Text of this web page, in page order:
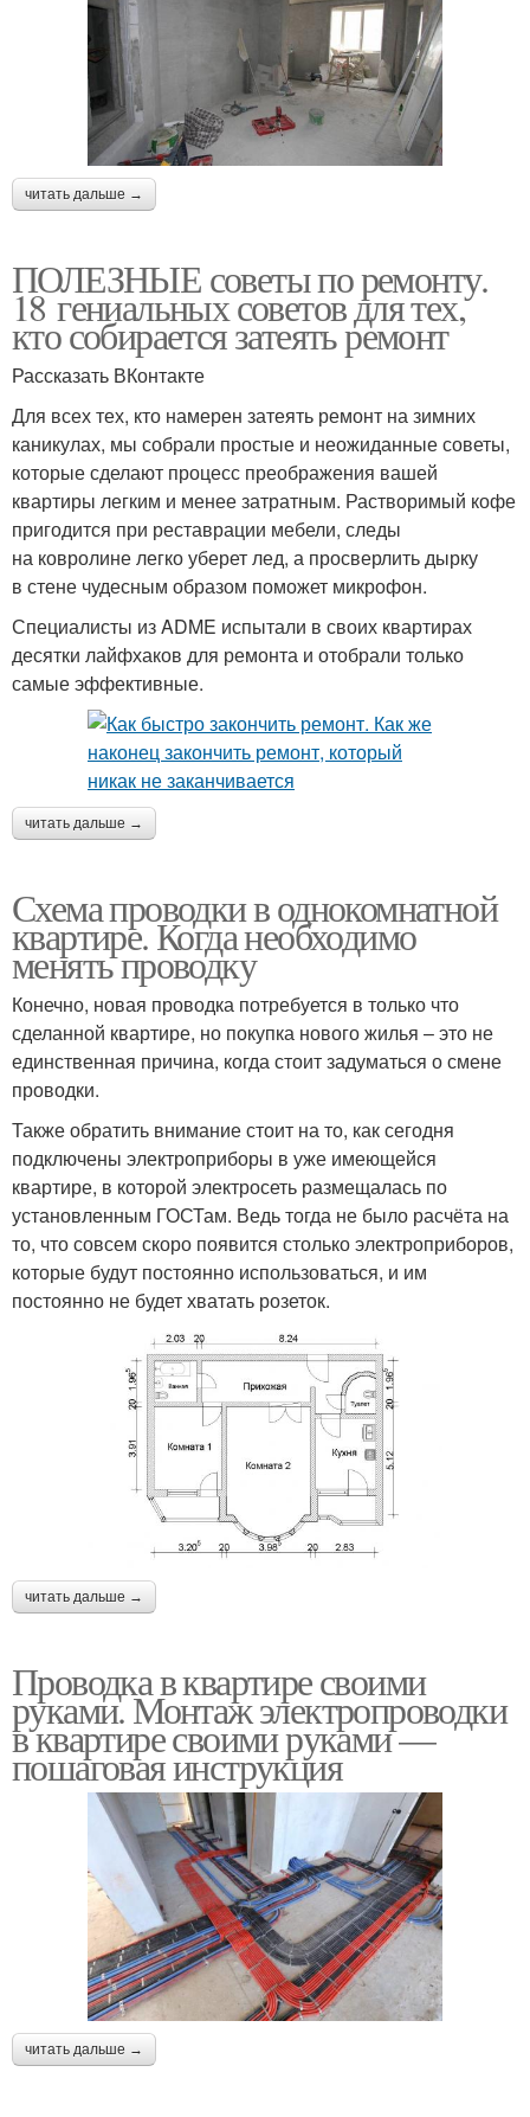
читать дальше →
ПОЛЕЗНЫЕ советы по ремонту.
18 гениальных советов для тех,
кто собирается затеять ремонт
Рассказать ВКонтакте
Для всех тех, кто намерен затеять ремонт на зимних
каникулах, мы собрали простые и неожиданные советы,
которые сделают процесс преображения вашей
квартиры легким и менее затратным. Растворимый кофе
пригодится при реставрации мебели, следы
на ковролине легко уберет лед, а просверлить дырку
в стене чудесным образом поможет микрофон.
Специалисты из ADME испытали в своих квартирах
десятки лайфхаков для ремонта и отобрали только
самые эффективные.
читать дальше →
Схема проводки в однокомнатной
квартире. Когда необходимо
менять проводку
Конечно, новая проводка потребуется в только что
сделанной квартире, но покупка нового жилья – это не
единственная причина, когда стоит задуматься о смене
проводки.
Также обратить внимание стоит на то, как сегодня
подключены электроприборы в уже имеющейся
квартире, в которой электросеть размещалась по
установленным ГОСТам. Ведь тогда не было расчёта на
то, что совсем скоро появится столько электроприборов,
которые будут постоянно использоваться, и им
постоянно не будет хватать розеток.
читать дальше →
Проводка в квартире своими
руками. Монтаж электропроводки
в квартире своими руками —
пошаговая инструкция
читать дальше →